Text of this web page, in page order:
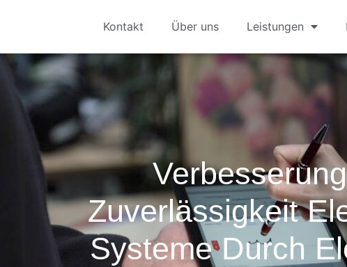
Kontakt Über uns Leistungen
Zuverlässigkeit
Systeme Durch